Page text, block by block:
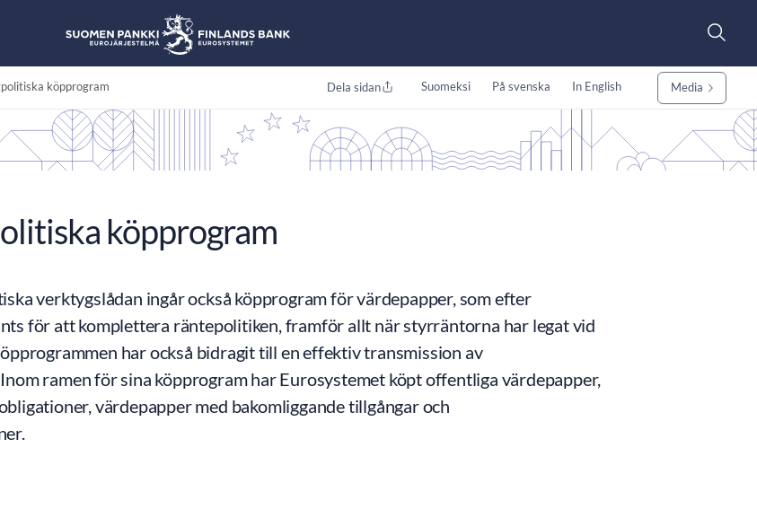
köpprogram Dela sidan Suomeksi På svenska In English Media
köpprogram
verktygslådan ingår också köpprogram för värdepapper, som efter
för att komplettera räntepolitiken, framför allt när styrräntorna har legat vid
har också bidragit till en effektiv transmission av
ramen för sina köpprogram har Eurosystemet köpt offentliga värdepapper,
värdepapper med bakomliggande tillgångar och